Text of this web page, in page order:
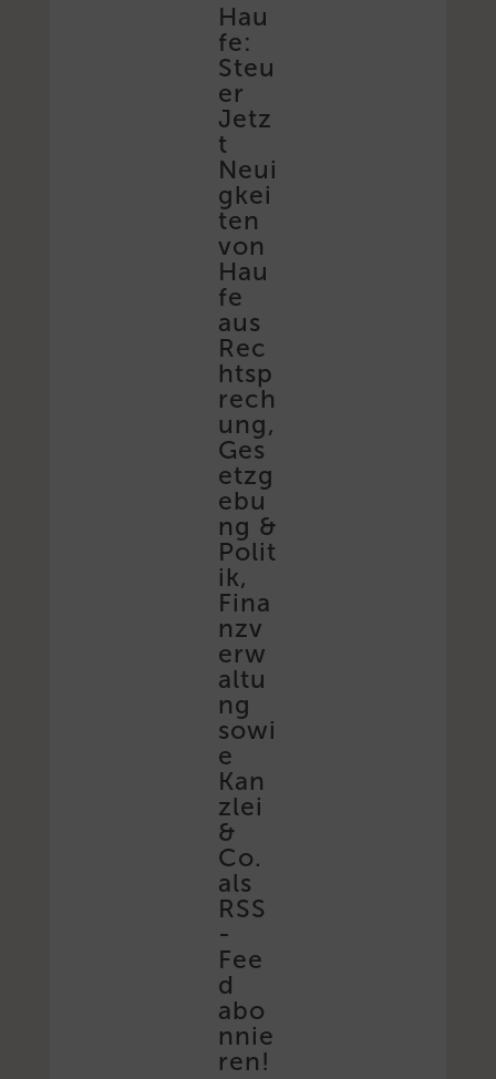
Hau
fe:
Steu
er
Jetz
t
Neui
gkei
ten
von
Hau
fe
aus
Rec
htsp
rech
ung,
Ges
etzg
ebu
ng &
Polit
ik,
Fina
nzv
erw
altu
ng
sowi
e
Kan
zlei
&
Co.
als
RSS
-
Fee
d
abo
nnie
ren!